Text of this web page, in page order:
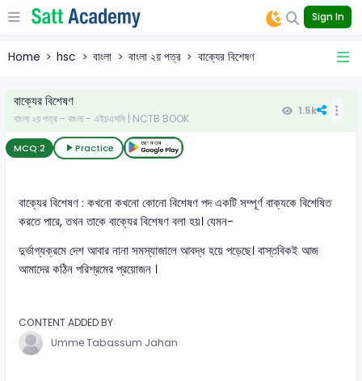
Sign In
Home hsc বাংলা বাংলা ২য় পত্র বাক্যের বিশেষণ
বাক্যের বিশেষণ
বাংলা ২য় পত্র - বাংলা - এইচএসসি | NCTB BOOK
1.5k
MCQ:2 Practice
বাক্যের বিশেষণ : কখনো কখনো কোনো বিশেষণ পদ একটি সম্পূর্ণ বাক্যকে বিশেষিত
করতে পারে, তখন তাকে বাক্যের বিশেষণ বলা হয়। যেমন-
দুর্ভাগ্যক্রমে দেশ আবার নানা সমস্যাজালে আবদ্ধ হয়ে পড়েছে। বাস্তবিকই আজ
আমাদের কঠিন পরিশ্রমের প্রয়োজন ।
CONTENT ADDED BY
Umme Tabassum Jahan